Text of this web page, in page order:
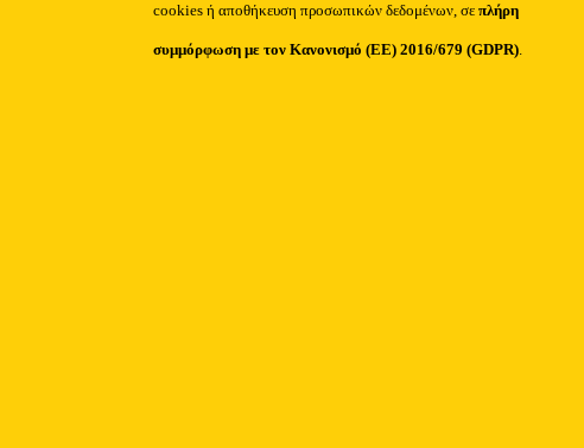
cookies ή αποθήκευση προσωπικών δεδομένων, σεπλήρη
συμμόρφωση με τον Κανονισμό (ΕΕ) 2016/679 (GDPR).